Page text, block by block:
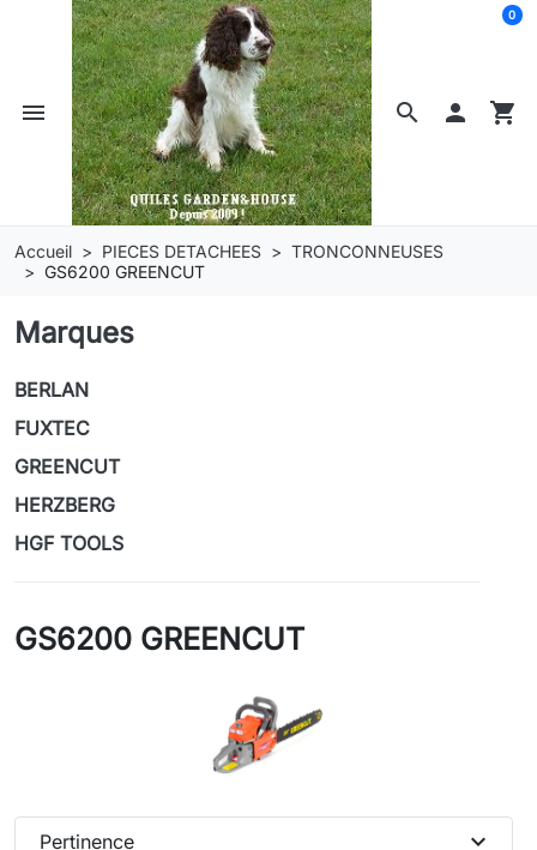
search
menu  shopping_cart
0
Accueil PIECES DETACHEES
TRONCONNEUSES
GS6200 GREENCUT
Marques
BERLAN
FUXTEC
GREENCUT
HERZBERG
HGF TOOLS
GS6200 GREENCUT
Pertinence expand_more